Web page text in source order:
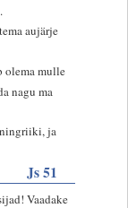
aujärje
olema mulle
nagu ma
ja
Js 51
Vaadake